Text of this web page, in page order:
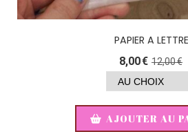
PAPIER A
8,00€ 12,00€
AJOUTER AU